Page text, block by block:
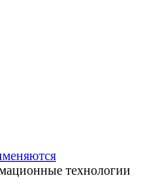
технологии